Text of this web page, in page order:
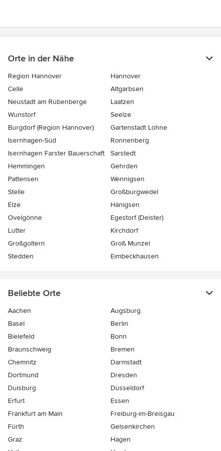
Orte in der Nähe
Region Hannover
Hannover
Celle
Altgarbsen
Neustadt am Rübenberge
Laatzen
Wunstorf
Seelze
Burgdorf (Region Hannover)
Gartenstadt Lohne
Isernhagen-Süd
Ronnenberg
Isernhagen Farster Bauerschaft
Sarstedt
Hemmingen
Gehrden
Pattensen
Wennigsen
Stelle
Großburgwedel
Elze
Hänigsen
Ovelgönne
Egestorf (Deister)
Lutter
Kirchdorf
Großgoltern
Groß Munzel
Stedden
Eimbeckhausen
Beliebte Orte
Aachen
Augsburg
Basel
Berlin
Bielefeld
Bonn
Braunschweig
Bremen
Chemnitz
Darmstadt
Dortmund
Dresden
Duisburg
Düsseldorf
Erfurt
Essen
Frankfurt am Main
Freiburg-im-Breisgau
Fürth
Gelsenkirchen
Graz
Hagen